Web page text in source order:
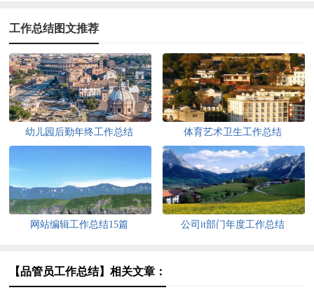
工作总结图文推荐
幼儿园后勤年终工作总结 体育艺术卫生工作总结
网站编辑工作总结15篇 公司it部门年度工作总结
【品管员工作总结】相关文章：